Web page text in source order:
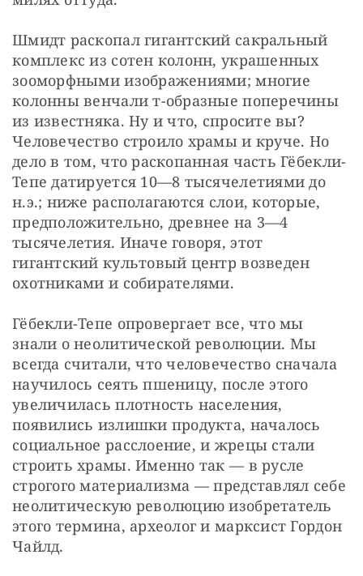
Шмидт раскопал гигантский сакральный
комплекс из сотен колонн, украшенных
зооморфными изображениями; многие
колонны венчали т-образные поперечины
из известняка. Ну и что, спросите вы?
Человечество строило храмы и круче. Но
дело в том, что раскопанная часть Гёбекли-
Тепе датируется 10—8 тысячелетиями до
н.э.; ниже располагаются слои, которые,
предположительно, древнее на 3—4
тысячелетия. Иначе говоря, этот
гигантский культовый центр возведен
охотниками и собирателями.
Гёбекли-Тепе опровергает все, что мы
знали о неолитической революции. Мы
всегда считали, что человечество сначала
научилось сеять пшеницу, после этого
увеличилась плотность населения,
появились излишки продукта, началось
социальное расслоение, и жрецы стали
строить храмы. Именно так — в русле
строгого материализма — представлял себе
неолитическую революцию изобретатель
этого термина, археолог и марксист Гордон
Чайлд.